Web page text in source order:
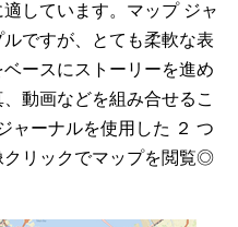
しています。マップ ジャ
ですが、とても柔軟な表
ースにストーリーを進め
動画などを組み合せるこ
ャーナルを使用した ２ つ
リックでマップを閲覧◎